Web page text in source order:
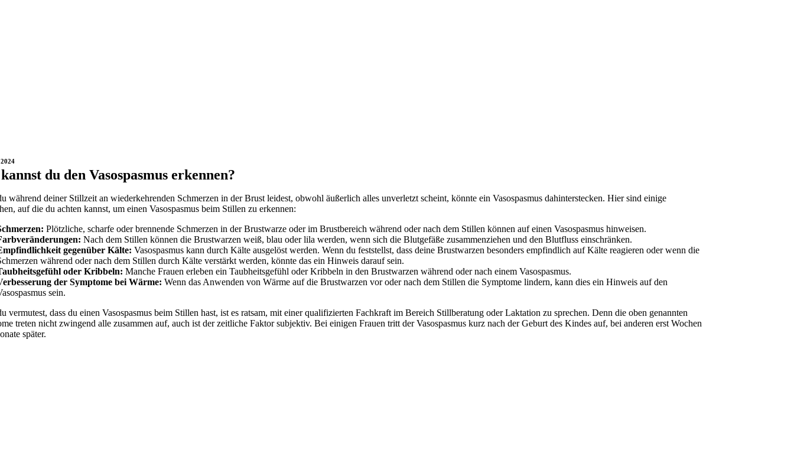
du den Vasospasmus erkennen?
während deiner Stillzeit an wiederkehrenden Schmerzen in der Brust leidest, obwohl äußerlich alles unverletzt scheint, könnte ein Vasospasmus dahinterstecken. Hier sind einige
auf die du achten kannst, um einen Vasospasmus beim Stillen zu erkennen:
Plötzliche, scharfe oder brennende Schmerzen in der Brustwarze oder im Brustbereich während oder nach dem Stillen können auf einen Vasospasmus hinweisen.
Nach dem Stillen können die Brustwarzen weiß, blau oder lila werden, wenn sich die Blutgefäße zusammenziehen und den Blutfluss einschränken.
gegenüber Kälte: Vasospasmus kann durch Kälte ausgelöst werden. Wenn du feststellst, dass deine Brustwarzen besonders empfindlich auf Kälte reagieren oder wenn die
während oder nach dem Stillen durch Kälte verstärkt werden, könnte das ein Hinweis darauf sein.
oder Kribbeln: Manche Frauen erleben ein Taubheitsgefühl oder Kribbeln in den Brustwarzen während oder nach einem Vasospasmus.
der Symptome bei Wärme: Wenn das Anwenden von Wärme auf die Brustwarzen vor oder nach dem Stillen die Symptome lindern, kann dies ein Hinweis auf den
sein.
vermutest, dass du einen Vasospasmus beim Stillen hast, ist es ratsam, mit einer qualifizierten Fachkraft im Bereich Stillberatung oder Laktation zu sprechen. Denn die oben genannten
treten nicht zwingend alle zusammen auf, auch ist der zeitliche Faktor subjektiv. Bei einigen Frauen tritt der Vasospasmus kurz nach der Geburt des Kindes auf, bei anderen erst Wochen
später.